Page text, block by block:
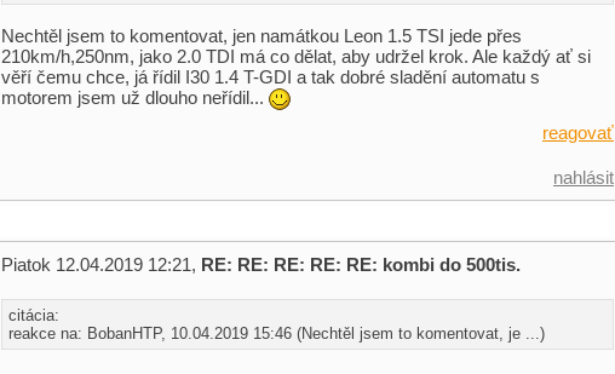
Nechtěl jsem to komentovat, jen namátkou Leon 1.5 TSI jede přes
210km/h,250nm, jako 2.0 TDI má co dělat, aby udržel krok. Ale každý ať si
věří čemu chce, já řídil I30 1.4 T-GDI a tak dobré sladění automatu s
motorem jsem už dlouho neřídil...
reagovať
nahlásit
Piatok 12.04.2019 12:21, RE: RE: RE: RE: RE: kombi do 500tis.
citácia:
reakce na: BobanHTP, 10.04.2019 15:46 (Nechtěl jsem to komentovat, je ...)